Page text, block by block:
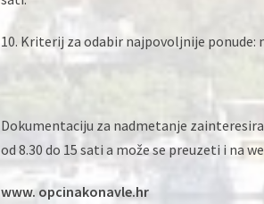
10. Kriterij za odabir najpovoljnije ponude:
Dokumentaciju za nadmetanje
od 8.30 do 15 sati a može se preuzeti i na
www. opcinakonavle.hr